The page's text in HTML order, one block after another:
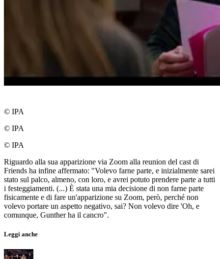
© IPA
© IPA
© IPA
Riguardo alla sua apparizione via Zoom alla reunion del cast di
Friends ha infine affermato: "Volevo farne parte, e inizialmente sarei
stato sul palco, almeno, con loro, e avrei potuto prendere parte a tutti
i festeggiamenti. (...) È stata una mia decisione di non farne parte
fisicamente e di fare un'apparizione su Zoom, però, perché non
volevo portare un aspetto negativo, sai? Non volevo dire 'Oh, e
comunque, Gunther ha il cancro".
Leggi anche